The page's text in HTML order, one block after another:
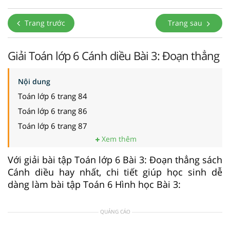
Trang trước Trang sau
Giải Toán lớp 6 Cánh diều Bài 3: Đoạn thẳng
Nội dung
Toán lớp 6 trang 84
Toán lớp 6 trang 86
Toán lớp 6 trang 87
Xem thêm
Với giải bài tập Toán lớp 6 Bài 3: Đoạn thẳng sách
Cánh diều hay nhất, chi tiết giúp học sinh dễ
dàng làm bài tập Toán 6 Hình học Bài 3:
QUẢNG CÁO